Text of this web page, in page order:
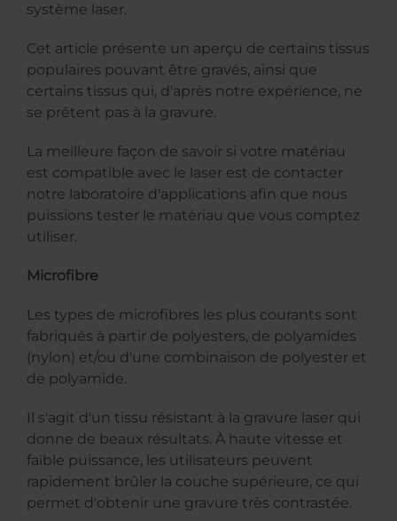
système laser.
Cet article présente un aperçu de certains tissus
populaires pouvant être gravés, ainsi que
certains tissus qui, d'après notre expérience, ne
se prêtent pas à la gravure.
La meilleure façon de savoir si votre matériau
est compatible avec le laser est de contacter
notre laboratoire d'applications afin que nous
puissions tester le matériau que vous comptez
utiliser.
Microfibre
Les types de microfibres les plus courants sont
fabriqués à partir de polyesters, de polyamides
(nylon) et/ou d'une combinaison de polyester et
de polyamide.
Il s'agit d'un tissu résistant à la gravure laser qui
donne de beaux résultats. À haute vitesse et
faible puissance, les utilisateurs peuvent
rapidement brûler la couche supérieure, ce qui
permet d'obtenir une gravure très contrastée.